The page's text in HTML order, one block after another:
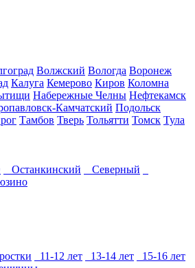
Волжский Вологда Воронеж
Калуга Кемерово Киров Коломна
Набережные Челны Нефтекамск
Камчатский Подольск
Тамбов Тверь Тольятти Томск Тула
Останкинский
Северный
11-12 лет 13-14 лет
15-16 лет